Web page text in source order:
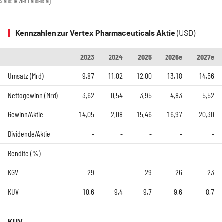
Kennzahlen zur Vertex Pharmaceuticals Aktie(USD)
2023 2024 2025 2026e
2027e
Umsatz (Mrd)
9,87 11,02 12,00 13,18 14,56
Nettogewinn (Mrd) 3,62 -0,54 3,95 4,83 5,52
Gewinn/Aktie 14,05 -2,08 15,46 16,97 20,30
Dividende/Aktie - - - - -
Rendite (%) - - - - -
KGV 29 - 29 26 23
KUV 10,6 9,4 9,7 9,6 8,7